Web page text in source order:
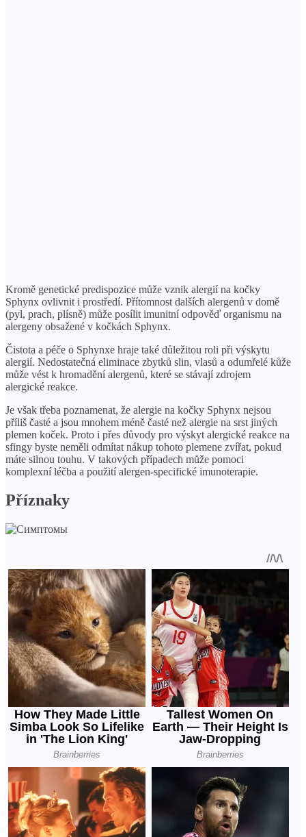
Kromě genetické predispozice může vznik alergií na kočky
Sphynx ovlivnit i prostředí. Přítomnost dalších alergenů v domě
(pyl, prach, plísně) může posílit imunitní odpověď organismu na
alergeny obsažené v kočkách Sphynx.
Čistota a péče o Sphynxe hraje také důležitou roli při výskytu
alergií. Nedostatečná eliminace zbytků slin, vlasů a odumřelé kůže
může vést k hromadění alergenů, které se stávají zdrojem
alergické reakce.
Je však třeba poznamenat, že alergie na kočky Sphynx nejsou
příliš časté a jsou mnohem méně časté než alergie na srst jiných
plemen koček. Proto i přes důvody pro výskyt alergické reakce na
sfingy byste neměli odmítat nákup tohoto plemene zvířat, pokud
máte silnou touhu. V takových případech může pomoci
komplexní léčba a použití alergen-specifické imunoterapie.
Příznaky